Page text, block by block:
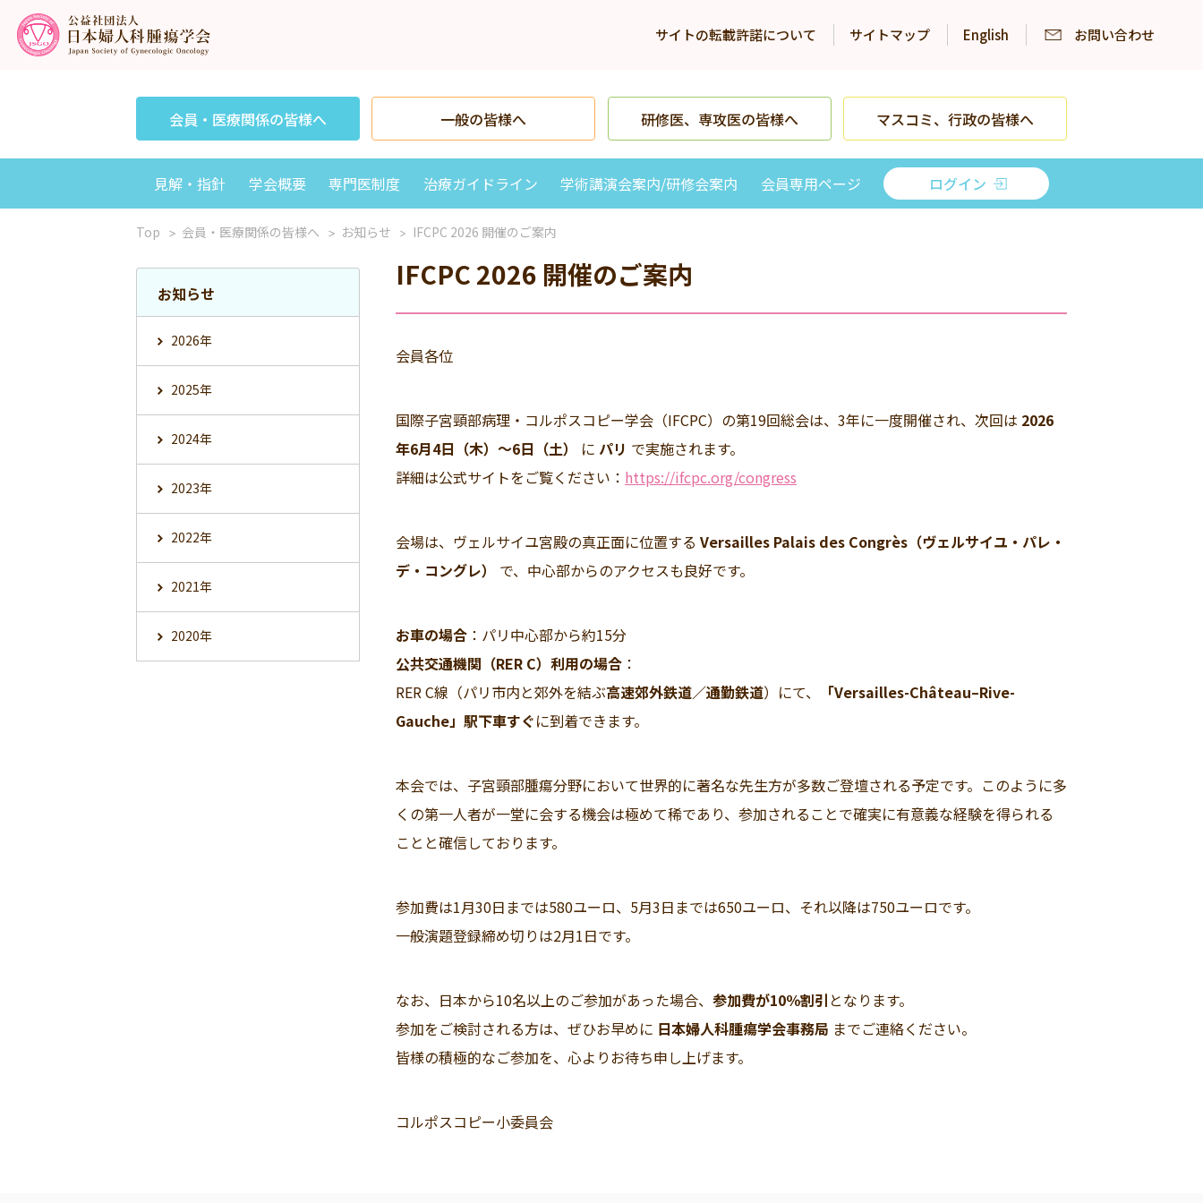
サイトの転載許諾について サイトマップ English お問い合わせ
会員・医療関係の皆様へ 一般の皆様へ 研修医、専攻医の皆様へ マスコミ、行政の皆様へ
見解・指針 学会概要 専門医制度 治療ガイドライン 学術講演会案内/研修会案内 会員専用ページ ログイン
Top 会員・医療関係の皆様へ お知らせ IFCPC 2026 開催のご案内
IFCPC 2026 開催のご案内
会員各位
国際子宮頸部病理・コルポスコピー学会（IFCPC）の第19回総会は、3年に一度開催され、次回は 2026
年6月4日（木）～6日（土）
に パリ で実施されます。
詳細は公式サイトをご覧ください： https://ifcpc.org/congress
会場は、ヴェルサイユ宮殿の真正面に位置する Versailles Palais des Congrès（ヴェルサイユ・パレ・
デ・コングレ）
で、中心部からのアクセスも良好です。
お車の場合 ：パリ中心部から約15分
公共交通機関（RER C）利用の場合 ：
RER C線（パリ市内と郊外を結ぶ高速郊外鉄道／通勤鉄道）にて、
「Versailles-Château–Rive-
Gauche」駅下車すぐに到着できます。
本会では、子宮頸部腫瘍分野において世界的に著名な先生方が多数ご登壇される予定です。このように多
くの第一人者が一堂に会する機会は極めて稀であり、参加されることで確実に有意義な経験を得られる
ことと確信しております。
参加費は1月30日までは580ユーロ、5月3日までは650ユーロ、それ以降は750ユーロです。
一般演題登録締め切りは2月1日です。
なお、日本から10名以上のご参加があった場合、 参加費が10％割引 となります。
参加をご検討される方は、ぜひお早めに 日本婦人科腫瘍学会事務局 までご連絡ください。
皆様の積極的なご参加を、心よりお待ち申し上げます。
コルポスコピー小委員会
お知らせ
2026年
2025年
2024年
2023年
2022年
2021年
2020年